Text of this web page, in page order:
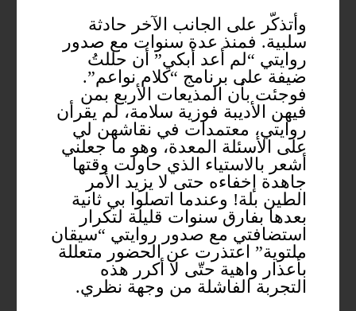
وأتذكّر على الجانب الآخر حادثة
سلبية. فمنذ عدة سنوات مع صدور
روايتي “لم أعد أبكي” أن حللتُ
ضيفة على برنامج “كلام نواعم”.
فوجئت بأن المذيعات الأربع بمن
فيهن الأديبة فوزية سلامة، لم يقرأن
روايتي، معتمدات في نقاشهن لي
على الأسئلة المعدة، وهو ما جعلني
أشعر بالاستياء الذي حاولت وقتها
جاهدة إخفاءه حتى لا يزيد الأمر
الطين بلة! وعندما اتصلوا بي ثانية
بعدها بفارق سنوات قليلة لتكرار
استضافتي مع صدور روايتي “سيقان
ملتوية” اعتذرت عن الحضور متعللة
بأعذار واهية حتّى لا أكرر هذه
التجربة الفاشلة من وجهة نظري.